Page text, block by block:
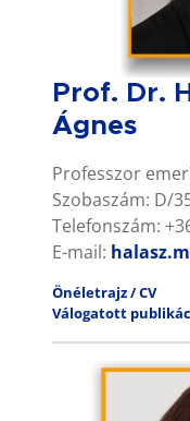
Prof. Dr.
Ágnes
Professzor
Szobaszám: D/
Telefonszám:
E-mail:
Önéletrajz / CV
Válogatott